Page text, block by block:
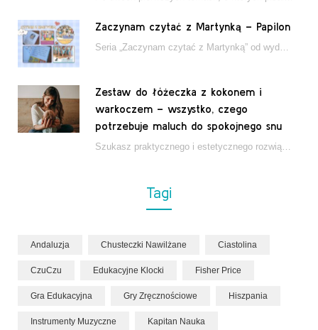
Zaczynam czytać z Martynką – Papilon
Zestaw do łóżeczka z kokonem i
warkoczem – wszystko, czego
potrzebuje maluch do spokojnego snu
Tagi
Andaluzja Chusteczki Nawilżane Ciastolina
CzuCzu Edukacyjne Klocki Fisher Price
Gra Edukacyjna Gry Zręcznościowe Hiszpania
Instrumenty Muzyczne Kapitan Nauka